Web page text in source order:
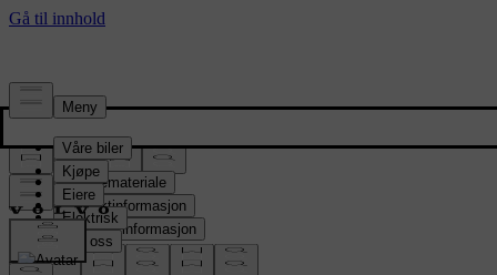
Presserom
Pressemateriale
Produktinformasjon
Selskapsinformasjon
Mediekontakter